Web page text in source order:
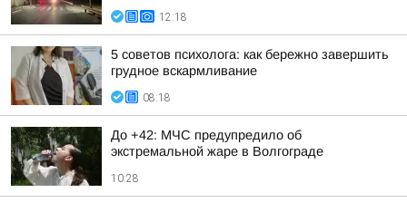
12:18
5 советов психолога: как бережно завершить
грудное вскармливание
08:18
До +42: МЧС предупредило об
экстремальной жаре в Волгограде
10:28